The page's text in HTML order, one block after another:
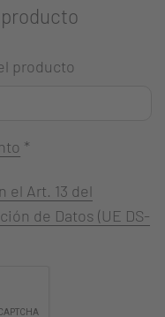
producto
*
el Art. 13 del
de Datos (UE DS-